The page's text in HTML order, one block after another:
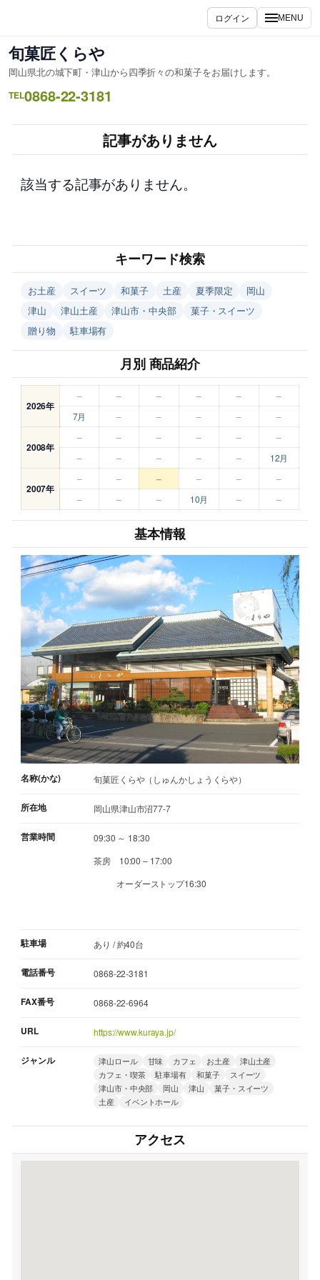
を
ス
キ
ッ
ログイン MENU
旬菓匠くらや
岡山県北の城下町・津山から四季折々の和菓子をお届けします。
TEL0868-22-3181
記事がありません
該当する記事がありません。
キーワード検索
お土産 スイーツ 和菓子 土産 夏季限定
岡山
津山
津山土産 津山市・中央部
菓子・スイーツ
贈り物
駐車場有
月別 商品紹介
2026年
– – – – –
–
7月
– – – – –
2008年
– – – – –
–
–
– – – – 12月
2007年
– – – – –
–
–
– – 10月 – –
基本情報
名称(かな) 旬菓匠くらや（しゅんかしょうくらや）
所在地 岡山県津山市沼77-7
営業時間
09:30 ～ 18:30
茶房 10:00 – 17:00
オーダーストップ16:30
駐車場 あり / 約40台
電話番号 0868-22-3181
FAX番号 0868-22-6964
URL https://www.kuraya.jp/
ジャンル 津山ロール 甘味 カフェ お土産
津山土産
カフェ・喫茶
駐車場有 和菓子
スイーツ
津山市・中央部
岡山 津山
菓子・スイーツ
土産
イベントホール
アクセス